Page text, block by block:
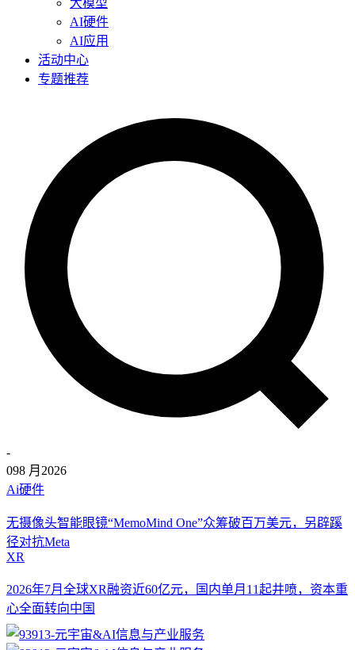
大模型
AI硬件
AI应用
活动中心
专题推荐
-
098 月 2026
Ai硬件
无摄像头智能眼镜“MemoMind One”众筹破百万美元，另辟蹊
径对抗Meta
XR
2026年7月全球XR融资近60亿元，国内单月11起井喷，资本重
心全面转向中国